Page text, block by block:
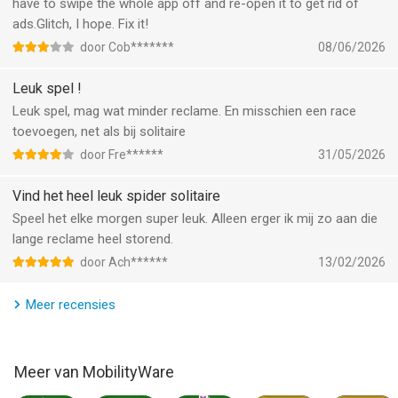
• Rechts- en linkshandig
• Liggende en staande weergave
EXCLUSIVE FEATURES WITH SUBSCRIPTION SERVICE
- NO Ad interruptions or Banners!
- Ability to play future Daily Challenges!
- Four Exclusive Themes with Four Gorgeous Card Sets!
About Spider Solitaire Subscription
Spider Solitaire Subscription is an optional subscription that
gives you access to seamless play without any ads, the ability
to play future Daily Challenges and exclusive themes.
You can subscribe to Spider Solitaire for a term of one month,
US$1.99. The three-month term costs US$4.99. The yearly term
have to swipe the whole app off and re-open it to get rid of
ads.Glitch, I hope. Fix it!
door Cob******* 08/06/2026
Leuk spel !
Leuk spel, mag wat minder reclame. En misschien een race
toevoegen, net als bij solitaire
door Fre****** 31/05/2026
Vind het heel leuk spider solitaire
Speel het elke morgen super leuk. Alleen erger ik mij zo aan die
lange reclame heel storend.
door Ach****** 13/02/2026
Meer recensies
Meer van MobilityWare